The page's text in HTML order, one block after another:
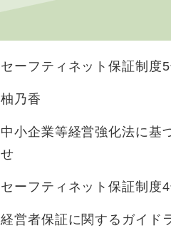
セーフティネット保証制度
柚乃香
中小企業等経営強化法に基
せ
セーフティネット保証制度
経営者保証に関するガイド